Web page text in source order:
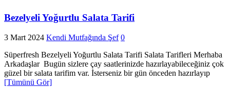
Bezelyeli Yoğurtlu Salata Tarifi
3 Mart 2024 Kendi Mutfağında Şef 0
Süperfresh Bezelyeli Yoğurtlu Salata Tarifi Salata Tarifleri Merhaba
Arkadaşlar Bugün sizlere çay saatlerinizde hazırlayabileceğiniz çok
güzel bir salata tarifim var. İsterseniz bir gün önceden hazırlayıp
[Tümünü Gör]